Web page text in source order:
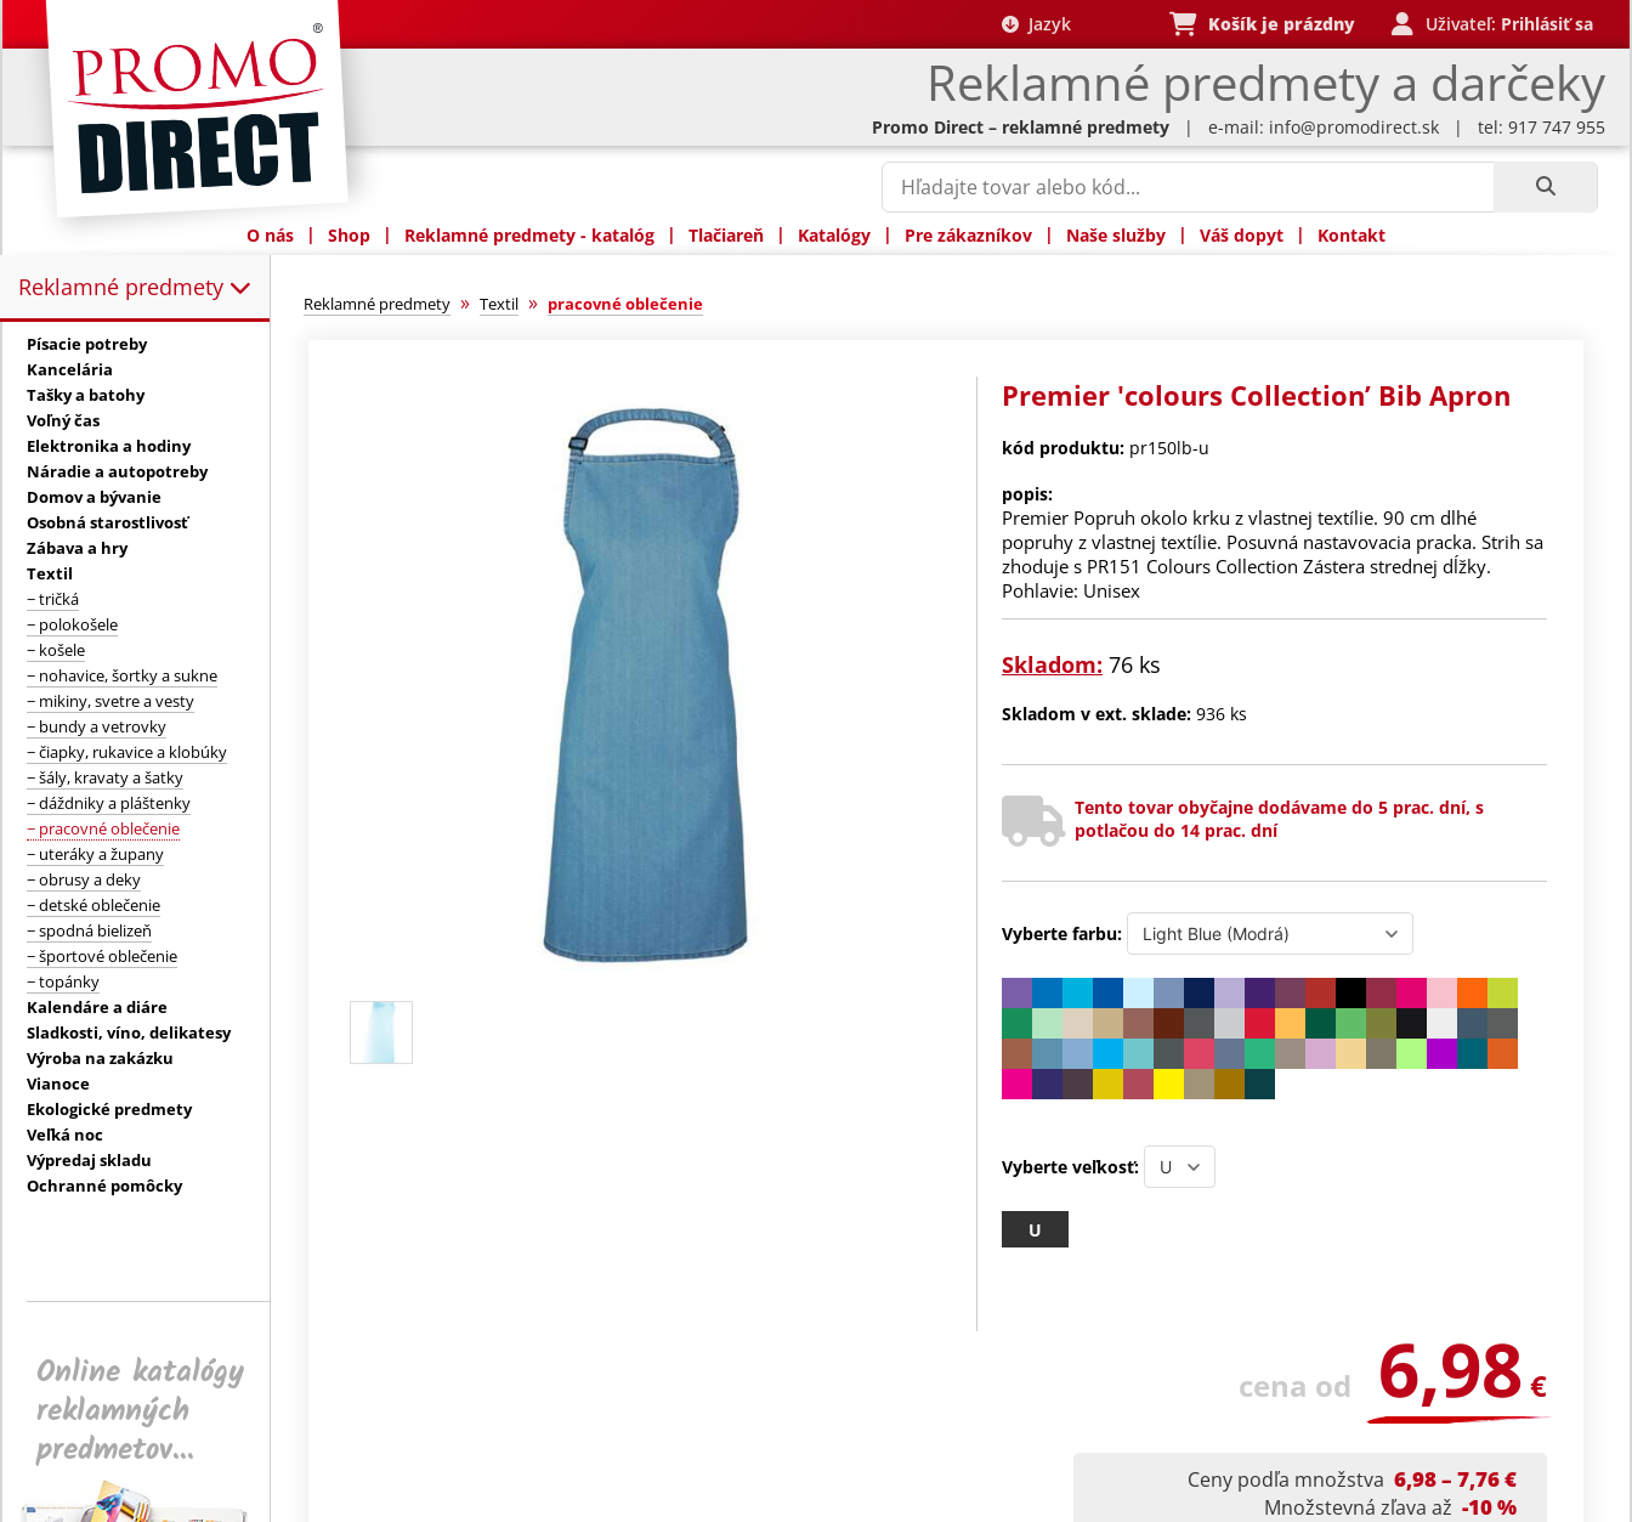
Reklamné predmety a darčeky
Jazyk Košík je prázdny Uživateľ: Prihlásiť sa
Promo Direct – reklamné predmety | e-mail: info@promodirect.sk | tel: 917 747 955
O nás | Shop | Reklamné predmety - katalóg | Tlačiareň | Katalógy | Pre zákazníkov | Naše služby | Váš dopyt | Kontakt
Reklamné predmety
Reklamné predmety:
Písacie potreby
Kancelária
Tašky a batohy
Voľný čas
Elektronika a hodiny
Náradie a autopotreby
Domov a bývanie
Osobná starostlivosť
Zábava a hry
Textil
− tričká
− polokošele
− košele
− nohavice, šortky a sukne
− mikiny, svetre a vesty
− bundy a vetrovky
− čiapky, rukavice a klobúky
− šály, kravaty a šatky
− dáždniky a pláštenky
− pracovné oblečenie
− uteráky a župany
− obrusy a deky
− detské oblečenie
− spodná bielizeň
− športové oblečenie
− topánky
Kalendáre a diáre
Sladkosti, víno, delikatesy
Výroba na zakázku
Vianoce
Ekologické predmety
Veľká noc
Výpredaj skladu
Ochranné pomôcky
Online katalógy
reklamných
predmetov...
Reklamné predmety » Textil » pracovné oblečenie
Premier 'colours Collection’ Bib Apron
kód produktu: pr150lb-u
popis:
Premier Popruh okolo krku z vlastnej textílie. 90 cm dlhé
popruhy z vlastnej textílie. Posuvná nastavovacia pracka. Strih sa
zhoduje s PR151 Colours Collection Zástera strednej dĺžky.
Pohlavie: Unisex
Skladom: 76 ks
Skladom v ext. sklade: 936 ks
Tento tovar obyčajne dodávame do 5 prac. dní, s
potlačou do 14 prac. dní
Vyberte farbu:
Vyberte veľkosť:
U
cena od 6,98 €
Ceny podľa množstva 6,98 – 7,76 €
Množstevná zľava až -10 %